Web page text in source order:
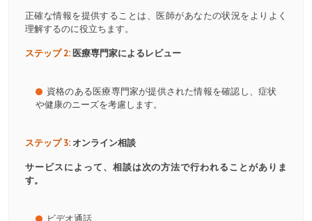
正確な情報を提供することは、医師があなたの状況をよりよく
理解するのに役立ちます。
ステップ 2:医療専門家によるレビュー
資格のある医療専門家が提供された情報を確認し、症状
や健康のニーズを考慮します。
ステップ 3:オンライン相談
サービスによって、相談は次の方法で行われることがありま
す。